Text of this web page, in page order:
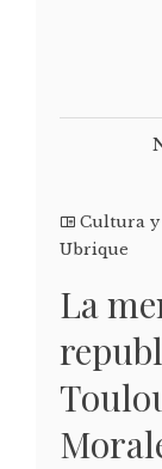
Cultura y
Ubrique
La